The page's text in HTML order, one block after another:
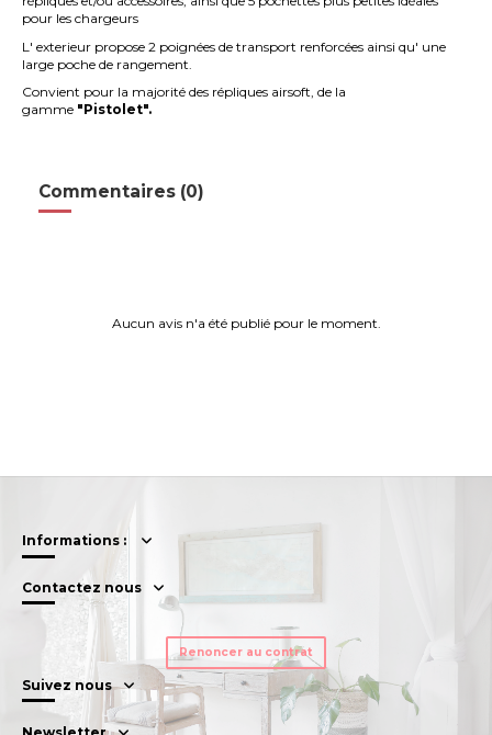
pour les chargeurs
L' exterieur propose 2 poignées de transport renforcées ainsi qu' une
large poche de rangement.
Convient pour la majorité des répliques airsoft, de la
gamme "Pistolet".
Commentaires (0)
Aucun avis n'a été publié pour le moment.
Informations :
Contactez nous
Renoncer au contrat
Suivez nous